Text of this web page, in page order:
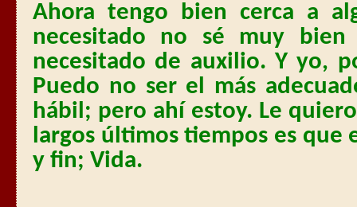
Ahora tengo bien cerca a
necesitado no sé muy
necesitado de auxilio. Y yo,
Puedo no ser el más
hábil; pero ahí estoy. Le
largos últimos tiempos es que
y fin; Vida.